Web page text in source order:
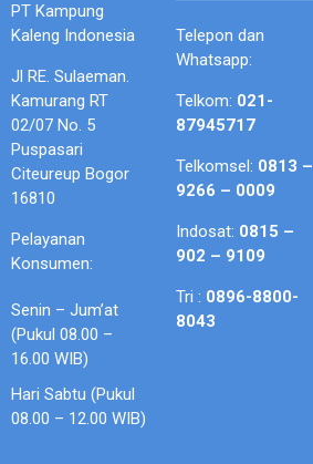
PT Kampung
Kaleng Indonesia
Jl RE. Sulaeman.
Kamurang RT
02/07 No. 5
Puspasari
Citeureup Bogor
16810
Pelayanan
Konsumen:
Senin – Jum’at
(Pukul 08.00 –
16.00 WIB)
Hari Sabtu (Pukul
08.00 – 12.00 WIB)
Telepon dan
Whatsapp:
Telkom: 021-
87945717
Telkomsel: 0813 –
9266 – 0009
Indosat: 0815 –
902 – 9109
Tri : 0896-8800-
8043